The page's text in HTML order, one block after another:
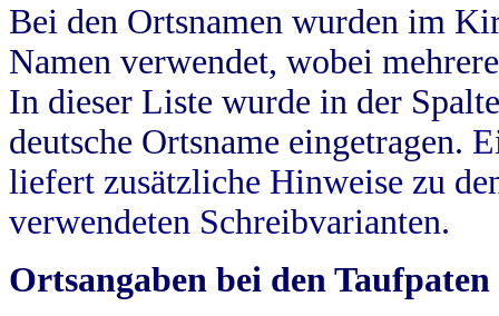
Bei den Ortsnamen wurden im
Namen verwendet, wobei
In dieser Liste wurde in der
deutsche Ortsname eingetragen.
liefert zusätzliche Hinweise zu
verwendeten Schreibvarianten.
Ortsangaben bei den Taufpaten